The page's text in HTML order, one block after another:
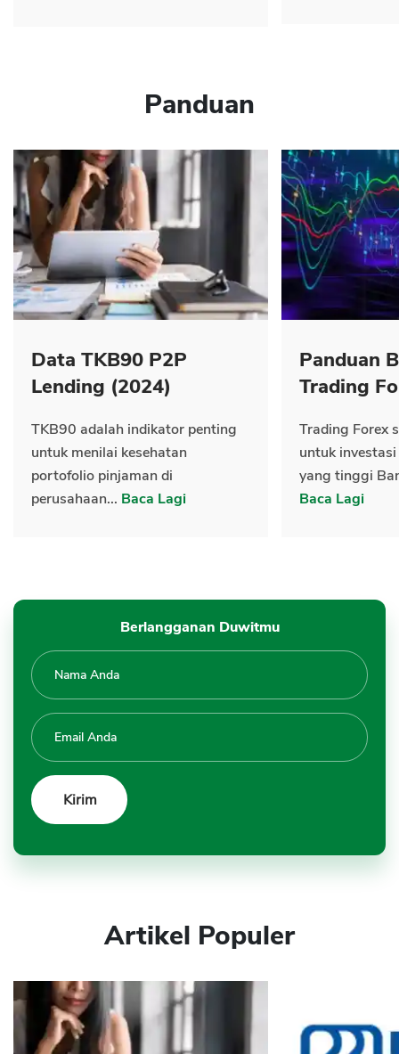
Panduan
Data TKB90 P2P
Lending (2024)
TKB90 adalah indikator penting
untuk menilai kesehatan
portofolio pinjaman di
perusahaan... Baca Lagi
Panduan
Trading
Trading Forex
untuk
yang tinggi
Baca Lagi
Berlangganan Duwitmu
Artikel Populer